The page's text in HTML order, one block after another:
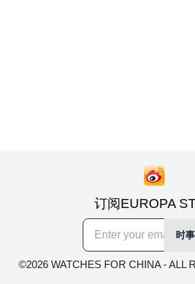
订阅EUROPA
时
©2026 WATCHES FOR CHINA - ALL